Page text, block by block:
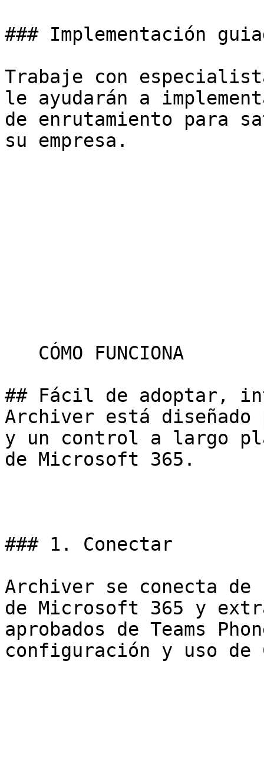
### Implementación
Trabaje con
le ayudarán a
de enrutamiento para
su empresa.
## Fácil de adoptar,
Archiver está
y un control a largo
de Microsoft 365.
### 1. Conectar
Archiver se conecta de
de Microsoft 365 y
aprobados de Teams
configuración y uso